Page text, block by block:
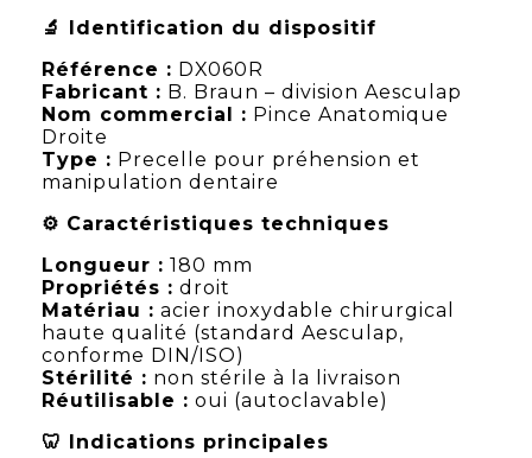
🔬 Identification du dispositif
Référence : DX060R
Fabricant : B. Braun – division Aesculap
Nom commercial : Pince Anatomique
Droite
Type : Precelle pour préhension et
manipulation dentaire
⚙️ Caractéristiques techniques
Longueur : 180 mm
Propriétés : droit
Matériau : acier inoxydable chirurgical
haute qualité (standard Aesculap,
conforme DIN/ISO)
Stérilité : non stérile à la livraison
Réutilisable : oui (autoclavable)
🦷 Indications principales